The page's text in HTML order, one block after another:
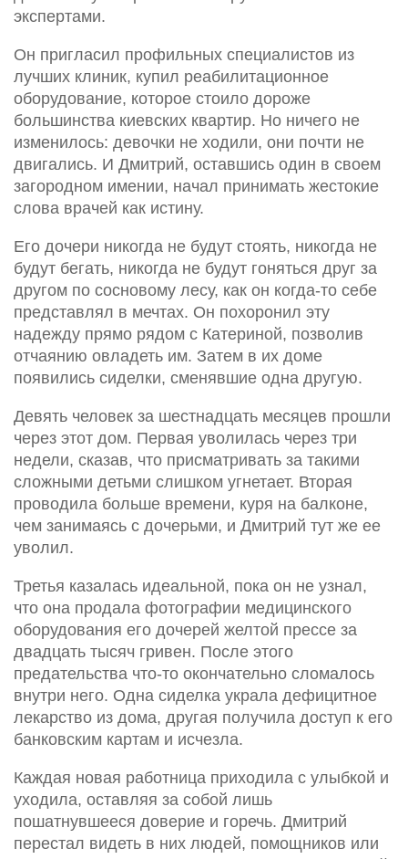
экспертами.
Он пригласил профильных специалистов из
лучших клиник, купил реабилитационное
оборудование, которое стоило дороже
большинства киевских квартир. Но ничего не
изменилось: девочки не ходили, они почти не
двигались. И Дмитрий, оставшись один в своем
загородном имении, начал принимать жестокие
слова врачей как истину.
Его дочери никогда не будут стоять, никогда не
будут бегать, никогда не будут гоняться друг за
другом по сосновому лесу, как он когда-то себе
представлял в мечтах. Он похоронил эту
надежду прямо рядом с Катериной, позволив
отчаянию овладеть им. Затем в их доме
появились сиделки, сменявшие одна другую.
Девять человек за шестнадцать месяцев прошли
через этот дом. Первая уволилась через три
недели, сказав, что присматривать за такими
сложными детьми слишком угнетает. Вторая
проводила больше времени, куря на балконе,
чем занимаясь с дочерьми, и Дмитрий тут же ее
уволил.
Третья казалась идеальной, пока он не узнал,
что она продала фотографии медицинского
оборудования его дочерей желтой прессе за
двадцать тысяч гривен. После этого
предательства что-то окончательно сломалось
внутри него. Одна сиделка украла дефицитное
лекарство из дома, другая получила доступ к его
банковским картам и исчезла.
Каждая новая работница приходила с улыбкой и
уходила, оставляя за собой лишь
пошатнувшееся доверие и горечь. Дмитрий
перестал видеть в них людей, помощников или